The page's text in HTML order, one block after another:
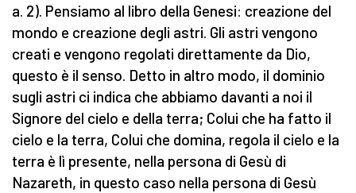
a. 2). Pensiamo al libro della Genesi: creazione del
mondo e creazione degli astri. Gli astri vengono
creati e vengono regolati direttamente da Dio,
questo è il senso. Detto in altro modo, il dominio
sugli astri ci indica che abbiamo davanti a noi il
Signore del cielo e della terra; Colui che ha fatto il
cielo e la terra, Colui che domina, regola il cielo e la
terra è lì presente, nella persona di Gesù di
Nazareth, in questo caso nella persona di Gesù